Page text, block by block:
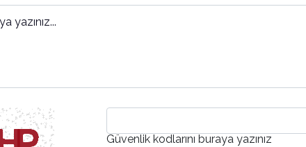
yazınız...
Güvenlik kodlarını buraya yazınız